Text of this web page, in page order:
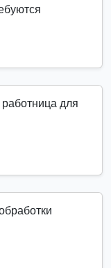
для